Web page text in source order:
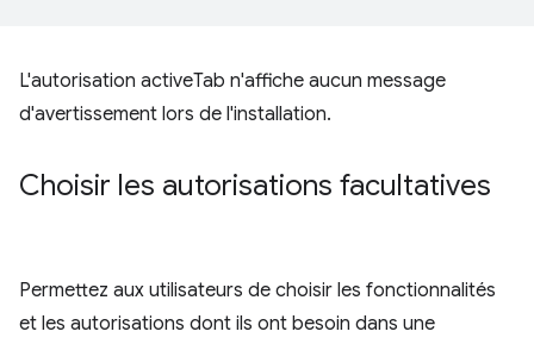
L'autorisation activeTab n'affiche aucun message
d'avertissement lors de l'installation.
Choisir les autorisations facultatives
Permettez aux utilisateurs de choisir les fonctionnalités
et les autorisations dont ils ont besoin dans une